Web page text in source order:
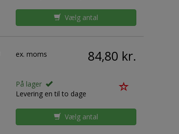
Vælg antal
ex. moms 84,80 kr.
På lager
Levering en til to dage
Vælg antal